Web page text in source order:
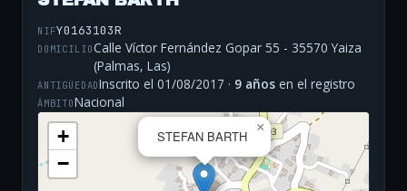
NIFY0163103R
DOMICILIOCalle Víctor Fernández Gopar 55 - 35570 Yaiza
(Palmas, Las)
ANTIGÜEDADInscrito el 01/08/2017 · 9 años en el registro
ÁMBITONacional
STEFAN BARTH
×
+
−